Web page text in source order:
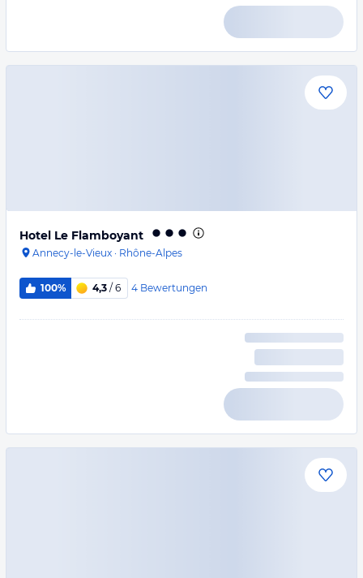
Hotel Le Flamboyant
Annecy-le-Vieux · Rhône-Alpes
100% 4,3 / 6 4 Bewertungen